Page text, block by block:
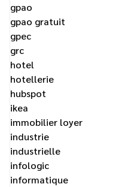
gpao
gpao gratuit
gpec
grc
hotel
hotellerie
hubspot
ikea
immobilier loyer
industrie
industrielle
infologic
informatique